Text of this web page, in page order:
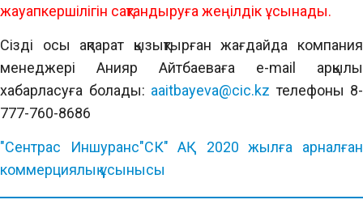
жауапкершілігін сақтандыруға жеңілдік ұсынады.
Сізді осы ақпарат қызықтырған жағдайда компания
менеджері Анияр Айтбаеваға e-mail арқылы
хабарласуға болады: aaitbayeva@cic.kz телефоны 8-
777-760-8686
"Сентрас Иншуранс"СК" АҚ 2020 жылға арналған
коммерциялық ұсынысы